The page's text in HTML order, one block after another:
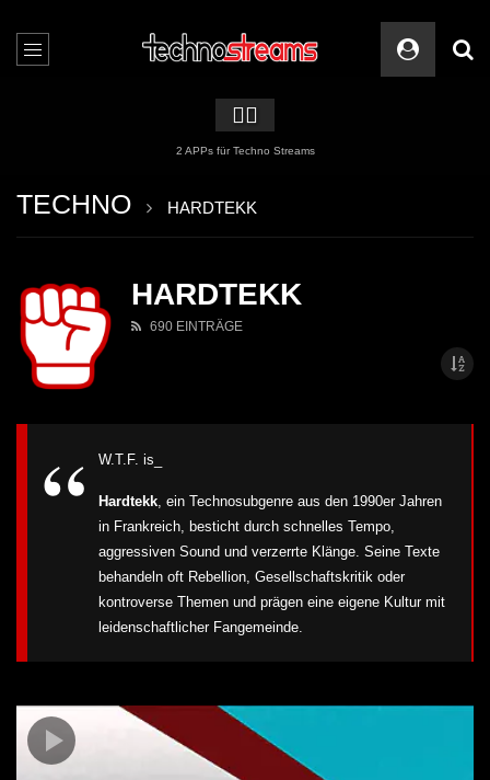
🏳️‍🌈
2 APPs für Techno Streams
TECHNO HARDTEKK
HARDTEKK
690 EINTRÄGE
W.T.F. is_
Hardtekk, ein Technosubgenre aus den 1990er Jahren
in Frankreich, besticht durch schnelles Tempo,
aggressiven Sound und verzerrte Klänge. Seine Texte
behandeln oft Rebellion, Gesellschaftskritik oder
kontroverse Themen und prägen eine eigene Kultur mit
leidenschaftlicher Fangemeinde.